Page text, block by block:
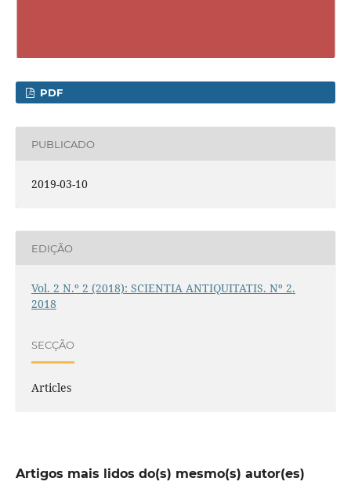
PDF
PUBLICADO
2019-03-10
EDIÇÃO
Vol. 2 N.º 2 (2018): SCIENTIA ANTIQUITATIS. Nº 2.
2018
SECÇÃO
Articles
Artigos mais lidos do(s) mesmo(s) autor(es)